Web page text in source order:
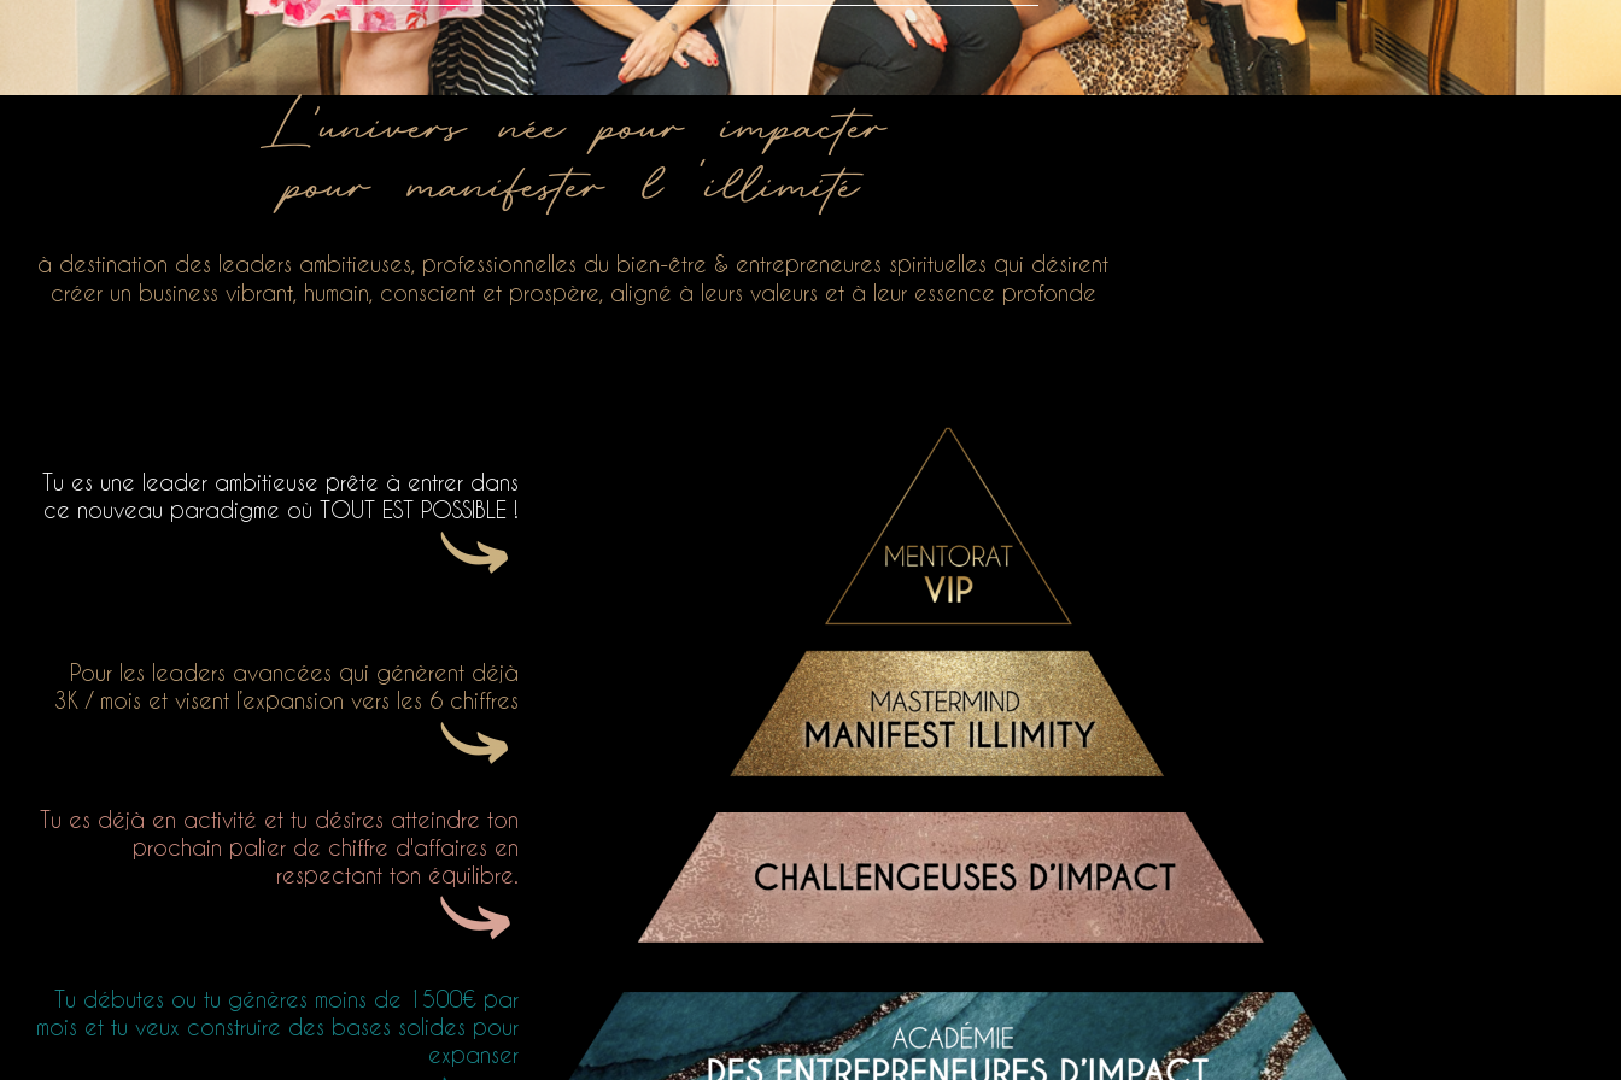
L’univers née pour impacter
pour manifester l 'illimité
à destination des leaders ambitieuses, professionnelles du bien-être & entrepreneures spirituelles qui désirent
créer un business vibrant, humain, conscient et prospère, aligné à leurs valeurs et à leur essence profonde
Tu es une leader ambitieuse prête à entrer dans
ce nouveau paradigme où TOUT EST POSSIBLE !
Pour les leaders avancées qui génèrent déjà
3K / mois et visent l’expansion vers les 6 chiffres
Tu es déjà en activité et tu désires atteindre ton
prochain palier de chiffre d'affaires en
respectant ton équilibre.
Tu débutes ou tu génères moins de 1500€ par
mois et tu veux construire des bases solides pour
expanser